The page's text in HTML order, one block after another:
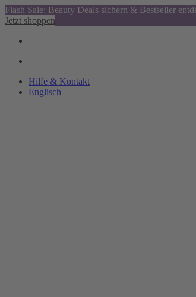
Flash Sale: Beauty Deals sichern & Bestseller
Jetzt shoppen
Hilfe & Kontakt
Englisch